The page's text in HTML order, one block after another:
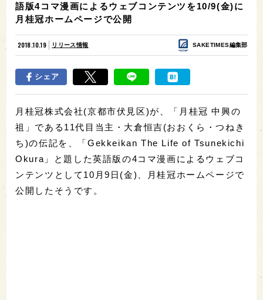
語版4コマ漫画によるウェブコンテンツを10/9(金)に
月桂冠ホームページで公開
2018.10.19 リリース情報 SAKETIMES編集部
シェア
月桂冠株式会社(京都市伏見区)が、「月桂冠 中興の
祖」である11代目当主・大倉恒吉(おおくら・つねき
ち)の伝記を、「Gekkeikan The Life of Tsunekichi
Okura」と題した英語版の4コマ漫画によるウェブコ
ンテンツとして10月9日(金)、月桂冠ホームページで
公開したそうです。